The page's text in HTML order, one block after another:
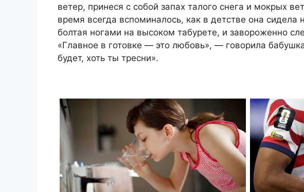
ветер, принеся с собой запах талого снега и мокрых
время всегда вспоминалось, как в детстве она сидела
болтая ногами на высоком табурете, и завороженно
«Главное в готовке — это любовь», — говорила
будет, хоть ты тресни».